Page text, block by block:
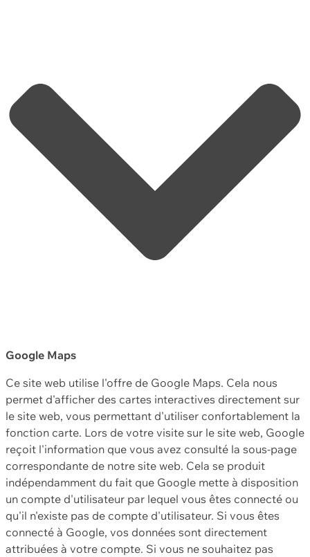
Google Maps
Ce site web utilise l'offre de Google Maps. Cela nous
permet d'afficher des cartes interactives directement sur
le site web, vous permettant d'utiliser confortablement la
fonction carte. Lors de votre visite sur le site web, Google
reçoit l'information que vous avez consulté la sous-page
correspondante de notre site web. Cela se produit
indépendamment du fait que Google mette à disposition
un compte d'utilisateur par lequel vous êtes connecté ou
qu'il n'existe pas de compte d'utilisateur. Si vous êtes
connecté à Google, vos données sont directement
attribuées à votre compte. Si vous ne souhaitez pas